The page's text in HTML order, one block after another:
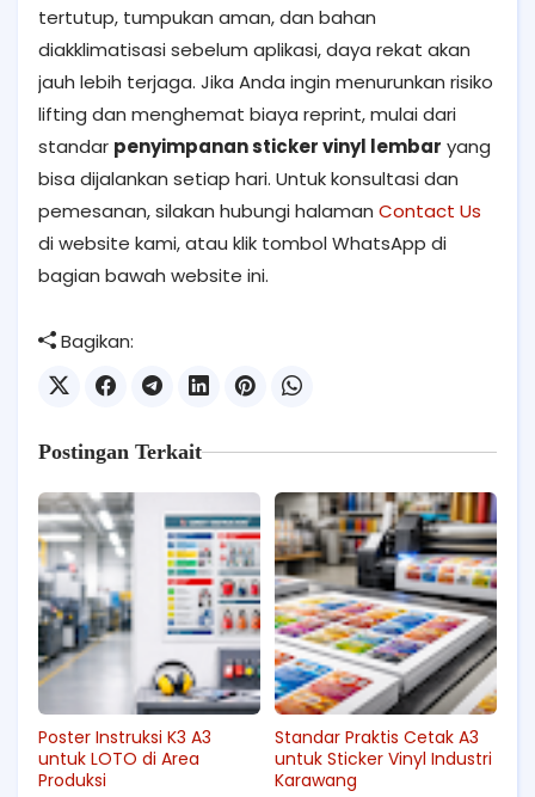
tertutup, tumpukan aman, dan bahan
diakklimatisasi sebelum aplikasi, daya rekat akan
jauh lebih terjaga. Jika Anda ingin menurunkan risiko
lifting dan menghemat biaya reprint, mulai dari
standar penyimpanan sticker vinyl lembar yang
bisa dijalankan setiap hari. Untuk konsultasi dan
pemesanan, silakan hubungi halaman Contact Us
di website kami, atau klik tombol WhatsApp di
bagian bawah website ini.
Bagikan:
Postingan Terkait
Poster Instruksi K3 A3
untuk LOTO di Area
Produksi
Standar Praktis Cetak A3
untuk Sticker Vinyl Industri
Karawang